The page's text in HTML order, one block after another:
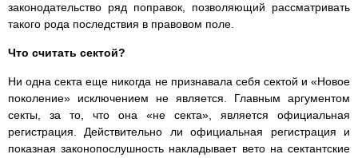
законодательство ряд поправок, позволяющий рассматривать
такого рода последствия в правовом поле.
Что считать сектой?
Ни одна секта еще никогда не признавала себя сектой и «Новое
поколение» исключением не является. Главным аргументом
секты, за то, что она «не секта», является официальная
регистрация. Действительно ли официальная регистрация и
показная законопослушность накладывает вето на сектантские